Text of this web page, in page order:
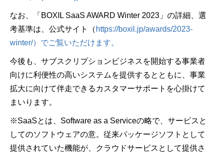
なお、「BOXIL SaaS AWARD Winter 2023」の詳細、選
考基準は、公式サイト（ https://boxil.jp/awards/2023-
winter/）でご覧いただけます。
今後も、サブスクリプションビジネスを開始する事業者
向けに利便性の高いシステムを提供するとともに、事業
拡大に向けて伴走できるカスタマーサポートを心掛けて
まいります。
※SaaSとは、Software as a Serviceの略で、サービスと
してのソフトウェアの意。従来パッケージソフトとして
提供されていた機能が、クラウドサービスとして提供さ